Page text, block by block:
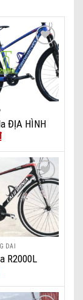
to wishlist
ĐỊA HÌNH
CYCLE
to wishlist
DÀI
R2000L